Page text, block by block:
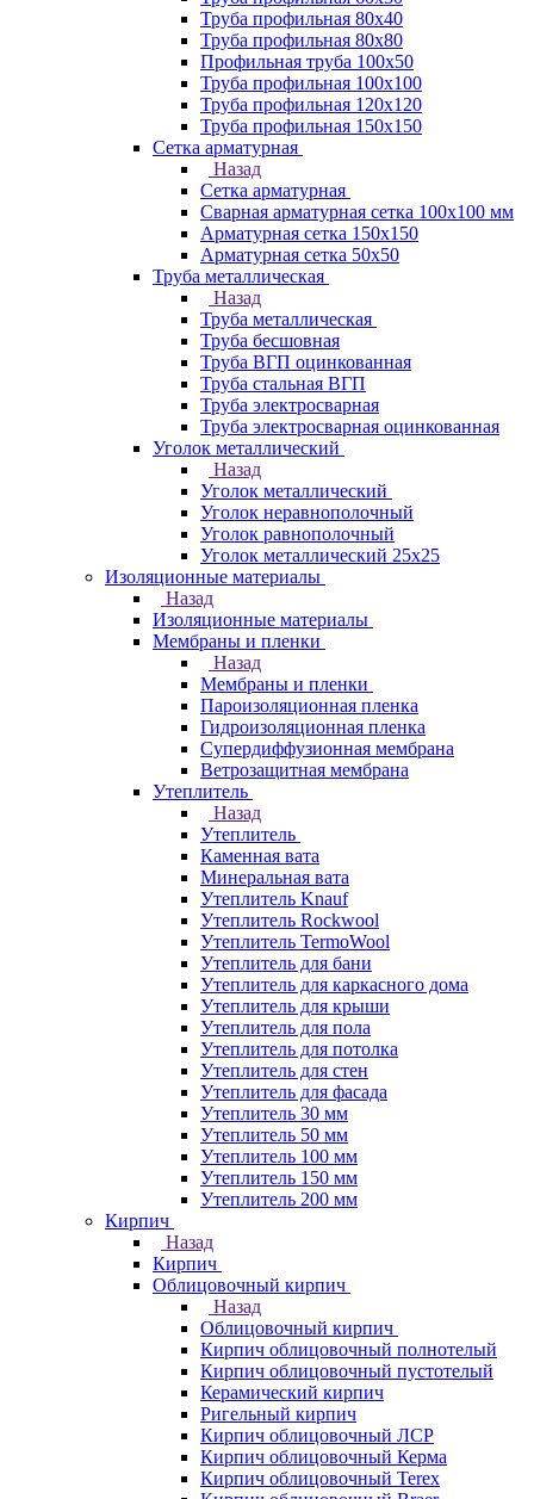
Труба профильная 80х40
Труба профильная 80х80
Профильная труба 100х50
Труба профильная 100х100
Труба профильная 120х120
Труба профильная 150х150
Сетка арматурная
Назад
Сетка арматурная
Сварная арматурная сетка 100х100 мм
Арматурная сетка 150х150
Арматурная сетка 50х50
Труба металлическая
Назад
Труба металлическая
Труба бесшовная
Труба ВГП оцинкованная
Труба стальная ВГП
Труба электросварная
Труба электросварная оцинкованная
Уголок металлический
Назад
Уголок металлический
Уголок неравнополочный
Уголок равнополочный
Уголок металлический 25х25
Изоляционные материалы
Назад
Изоляционные материалы
Мембраны и пленки
Назад
Мембраны и пленки
Пароизоляционная пленка
Гидроизоляционная пленка
Супердиффузионная мембрана
Ветрозащитная мембрана
Утеплитель
Назад
Утеплитель
Каменная вата
Минеральная вата
Утеплитель Knauf
Утеплитель Rockwool
Утеплитель TermoWool
Утеплитель для бани
Утеплитель для каркасного дома
Утеплитель для крыши
Утеплитель для пола
Утеплитель для потолка
Утеплитель для стен
Утеплитель для фасада
Утеплитель 30 мм
Утеплитель 50 мм
Утеплитель 100 мм
Утеплитель 150 мм
Утеплитель 200 мм
Кирпич
Назад
Кирпич
Облицовочный кирпич
Назад
Облицовочный кирпич
Кирпич облицовочный полнотелый
Кирпич облицовочный пустотелый
Керамический кирпич
Ригельный кирпич
Кирпич облицовочный ЛСР
Кирпич облицовочный Керма
Кирпич облицовочный Terex